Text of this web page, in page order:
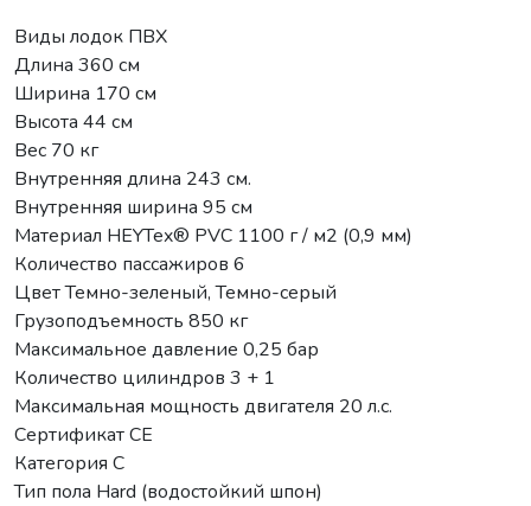
Виды лодок ПВХ
Длина 360 см
Ширина 170 см
Высота 44 см
Вес 70 кг
Внутренняя длина 243 см.
Внутренняя ширина 95 см
Материал HEYTex® PVC 1100 г / м2 (0,9 мм)
Количество пассажиров 6
Цвет Темно-зеленый, Темно-серый
Грузоподъемность 850 кг
Максимальное давление 0,25 бар
Количество цилиндров 3 + 1
Максимальная мощность двигателя 20 л.с.
Сертификат CE
Категория C
Тип пола Hard (водостойкий шпон)